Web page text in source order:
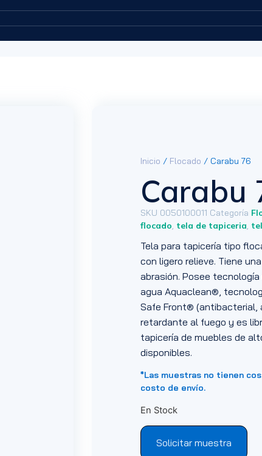
Inicio / Flocado / Carabu 76
Carabu
SKU 0050100011 Categoría
flocado, tela de tapiceria,
Tela para tapicería tipo
con ligero relieve. Tiene
abrasión. Posee
agua Aquaclean®,
Safe Front® (antibacterial,
retardante al fuego y es
tapicería de muebles de
disponibles.
*Las muestras no tienen
costo de envío.
En Stock
Solicitar muestra